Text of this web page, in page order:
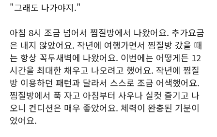
"그래도 나가야지."
아침 8시 조금 넘어서 찜질방에서 나왔어요. 추가요금
은 내지 않았어요. 작년에 여행가면서 찜질방 갔을 때
는 항상 꼭두새벽에 나왔어요. 이번에는 어떻게든 12
시간을 최대한 채우고 나오려고 했어요. 작년에 찜질
방 이용하던 패턴과 달라서 스스로 조금 어색했어요.
찜질방에서 푹 자고 아침부터 사우나 실컷 즐기고 나
오니 컨디션은 매우 좋았어요. 체력이 완충된 기분이
었어요.